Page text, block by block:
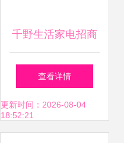
千野生活家电招商
加盟全流程解析 共
创智能家居新未来
查看详情
更新时间：2026-08-04
18:52:21